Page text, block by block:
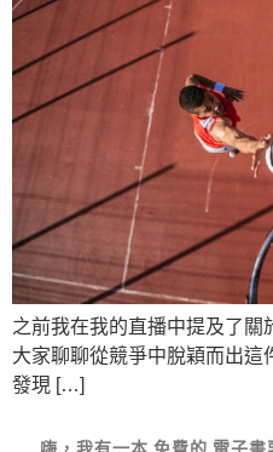
之前我在我的直播中提及了關
大家聊聊從競爭中脫穎而出這
發現 […]